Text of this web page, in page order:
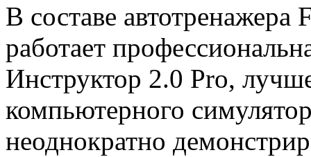
В составе автотренажера
работает
Инструктор 2.0 Pro,
компьютерного
неоднократно